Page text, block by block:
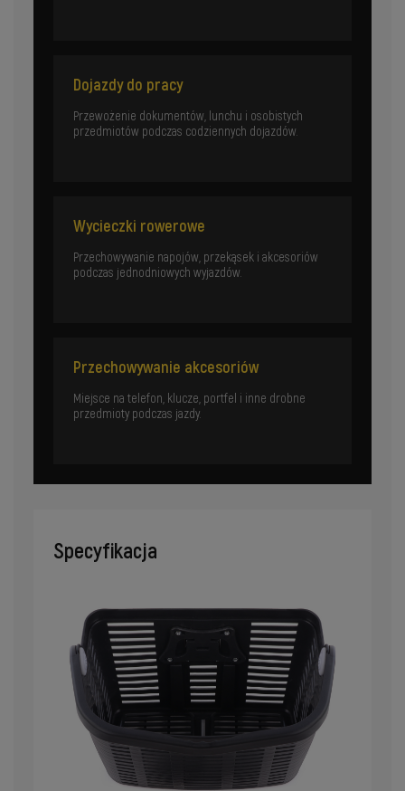
Dojazdy do pracy
Przewożenie dokumentów, lunchu i osobistych
przedmiotów podczas codziennych dojazdów.
Wycieczki rowerowe
Przechowywanie napojów, przekąsek i akcesoriów
podczas jednodniowych wyjazdów.
Przechowywanie akcesoriów
Miejsce na telefon, klucze, portfel i inne drobne
przedmioty podczas jazdy.
Specyfikacja